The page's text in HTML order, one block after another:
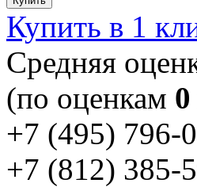
Купить в 1
Cредняя
(по оценкам 0
+7 (495) 796-
+7 (812) 385-